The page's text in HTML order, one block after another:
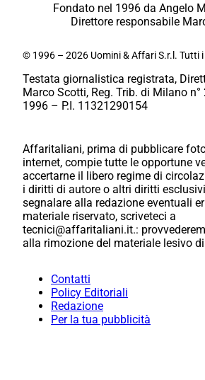
Fondato nel 1996 da Angelo
Direttore responsabile
© 1996 – 2026 Uomini & Affari S.r.l. Tutti
Testata giornalistica registrata,
Marco Scotti, Reg. Trib. di Milano n°
1996 – P.I. 11321290154
Affaritaliani, prima di pubblicare
internet, compie tutte le opportune
accertarne il libero regime di
i diritti di autore o altri diritti
segnalare alla redazione eventuali
materiale riservato, scriveteci a
tecnici@affaritaliani.it.:
alla rimozione del materiale lesivo
Contatti
Policy Editoriali
Redazione
Per la tua pubblicità